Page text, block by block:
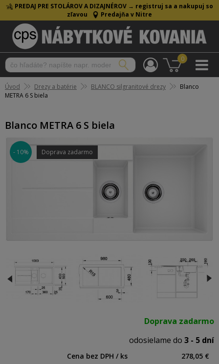
PREDAJ PRE STOLÁROV A DIZAJNÉROV → registruj sa a nakupuj so
zľavou
Predajňa v Nitre
0
Úvod Drezy a batérie BLANCO silgranitové drezy
Blanco
METRA 6 S biela
Blanco METRA 6 S biela
- 10% Doprava zadarmo
Doprava zadarmo
odosielame do 3 - 5 dní
Cena bez DPH / ks
278,05 €